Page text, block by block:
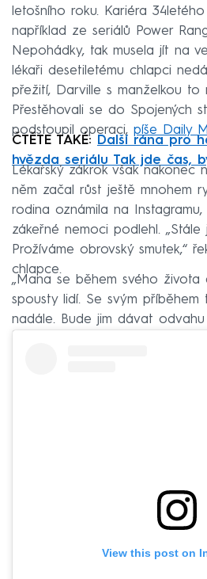
letošního roku. Kariéra
například ze seriálů Power
Nepohádky, tak musela jít na
lékaři desetiletému chlapci
přežití, Darville s manželkou to
Přestěhovali se do Spojených
podstoupil operaci, píše Daily
ČTĚTE TAKÉ:
Další rána pro
hvězda seriálu Tak jde čas,
Lékařský zákrok však nakonec
něm začal růst ještě mnohem
rodina oznámila na
zákeřné nemoci podlehl.
Prožíváme obrovský smutek,“
chlapce.
„Mana se během svého života
spousty lidí. Se svým
nadále. Bude jim dávat odvahu
View this post on